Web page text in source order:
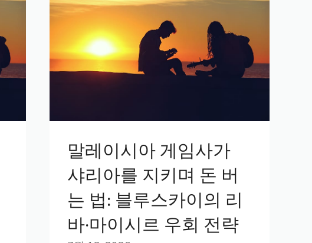
말레이시아 게임사가
샤리아를 지키며 돈 버
는 법: 블루스카이의 리
바·마이시르 우회 전략